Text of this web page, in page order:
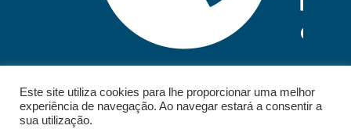
Este site utiliza cookies para lhe proporcionar uma melhor
experiência de navegação. Ao navegar estará a consentir a
sua utilização.